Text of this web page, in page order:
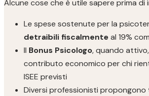
Alcune cose che è utile sapere prima di
Le spese sostenute per la
detraibili fiscalmente al 19%
Il Bonus Psicologo, quando
contributo economico per chi
ISEE previsti
Diversi professionisti propongono